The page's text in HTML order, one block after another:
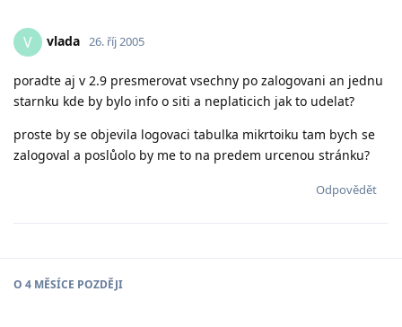
V vlada 26. říj 2005
poradte aj v 2.9 presmerovat vsechny po zalogovani an jednu
starnku kde by bylo info o siti a neplaticich jak to udelat?
proste by se objevila logovaci tabulka mikrtoiku tam bych se
zalogoval a poslůolo by me to na predem urcenou stránku?
Odpovědět
O 4 MĚSÍCE POZDĚJI